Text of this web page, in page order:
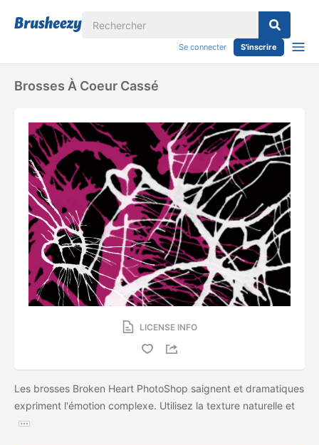
Se connecter S'inscrire
Brosses À Coeur Cassé
LICENSE INFO
Les brosses Broken Heart PhotoShop saignent et dramatiques
expriment l'émotion complexe. Utilisez la texture naturelle et